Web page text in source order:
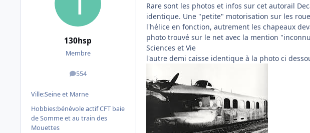
130hsp
Membre
554
messages
Ville:Seine et Marne
Hobbies:bénévole actif CFT baie
de Somme et au train des
Mouettes
Rare sont les photos et infos sur cet autorail
identique. Une "petite" motorisation sur les
l'hélice en fonction, autrement les chapeaux
photo trouvé sur le net avec la mention
Sciences et Vie
l'autre demi caisse identique à la photo ci